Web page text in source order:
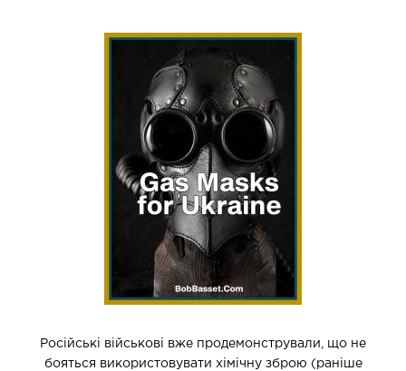
Російські військові вже продемонстрували, що не
бояться використовувати хімічну зброю (раніше